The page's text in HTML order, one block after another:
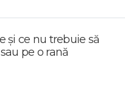
și ce nu trebuie să
pe o rană